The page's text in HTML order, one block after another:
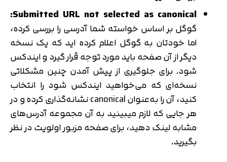
Submitted URL not selected as canonical:
گوگل بر اساس خواسته شما آدرسی را بررسی کرده،
اما خودتان به گوگل اعلام کرده اید که یک نسخه
دیگر از آن صفحه باید مورد توجه قرار گیرد و ایندکس
شود. برای جلوگیری از پیش آمدن چنین مشکلاتی
نسخه‌ای که می‌خواهید ایندکس شود را انتخاب
کنید، آن را به‌عنوان canonical نشانه‌گذاری کرده و در
هر جایی که لازم میبینید به آن مجموعه آدرس‌های
مشابه لینک دهید، برای صفحه مزبور اولویت در نظر
بگیرید.